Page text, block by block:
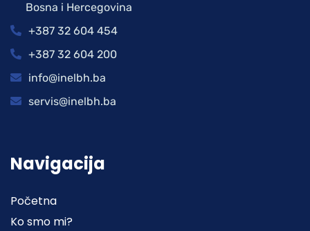
Bosna i Hercegovina
+387 32 604 454
+387 32 604 200
info@inelbh.ba
servis@inelbh.ba
Navigacija
Početna
Ko smo mi?